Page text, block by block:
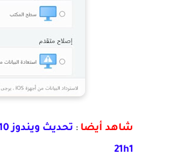
شاهد أيضا :
21h1